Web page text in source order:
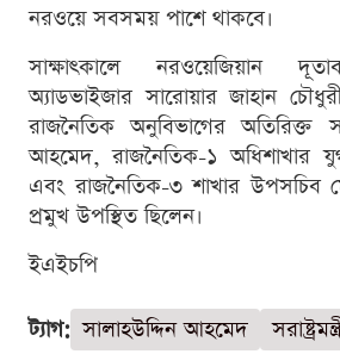
নরওয়ে সবসময় পাশে থাকবে।
সাক্ষাৎকালে নরওয়েজিয়ান
অ্যাডভাইজার সারোয়ার জাহান চৌধুরী,
রাজনৈতিক অনুবিভাগের অতিরিক্ত
আহমেদ, রাজনৈতিক-১ অধিশাখার
এবং রাজনৈতিক-৩ শাখার
প্রমুখ উপস্থিত ছিলেন।
ইএইচপি
ট্যাগ: সালাহউদ্দিন আহমেদ